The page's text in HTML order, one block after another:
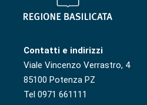
Contatti e indirizzi
Viale Vincenzo Verrastro, 4
85100 Potenza PZ
Tel 0971 661111